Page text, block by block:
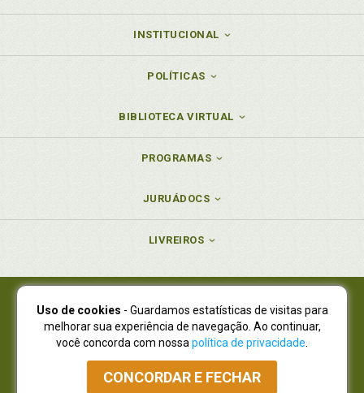
INSTITUCIONAL
POLÍTICAS
BIBLIOTECA VIRTUAL
PROGRAMAS
JURUÁDOCS
LIVREIROS
Juruá Editora Ltda., CNPJ 77.535.508/0001-19
Juruá Informática Ltda., CNPJ 01.701.561/0001-80
NOVO ENDEREÇO:R. Flávio Dallegrave, 7665, São Lourenço |
Curitiba - Paraná - CEP 82210-310
Atendimento: (41) 4009-3900|Vendas Atacado: (41) 4009-3939
Uso de cookies - Guardamos estatísticas de visitas para
melhorar sua experiência de navegação. Ao continuar,
você concorda com nossa política de privacidade
CONCORDAR E FECHAR